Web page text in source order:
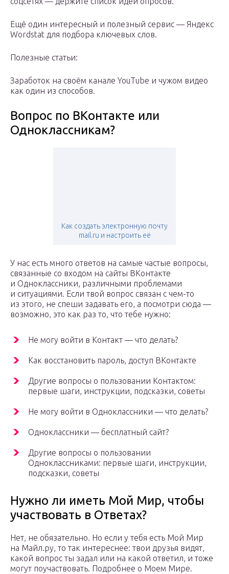
Ещё один интересный и полезный сервис — Яндекс
Wordstat для подбора ключевых слов.
Полезные статьи:
Заработок на своём канале YouTube и чужом видео
как один из способов.
Вопрос по ВКонтакте или
Одноклассникам?
Как создать электронную почту
mail.ru и настроить её
У нас есть много ответов на самые частые вопросы,
связанные со входом на сайты ВКонтакте
и Одноклассники, различными проблемами
и ситуациями. Если твой вопрос связан с чем-то
из этого, не спеши задавать его, а посмотри сюда —
возможно, это как раз то, что тебе нужно:
Не могу войти в Контакт — что делать?
Как восстановить пароль, доступ ВКонтакте
Другие вопросы о пользовании Контактом:
первые шаги, инструкции, подсказки, советы
Не могу войти в Одноклассники — что делать?
Одноклассники — бесплатный сайт?
Другие вопросы о пользовании
Одноклассниками: первые шаги, инструкции,
подсказки, советы
Нужно ли иметь Мой Мир, чтобы
участвовать в Ответах?
Нет, не обязательно. Но если у тебя есть Мой Мир
на Майл.ру, то так интереснее: твои друзья видят,
какой вопрос ты задал или на какой ответил, и тоже
могут поучаствовать. Подробнее о Моем Мире.